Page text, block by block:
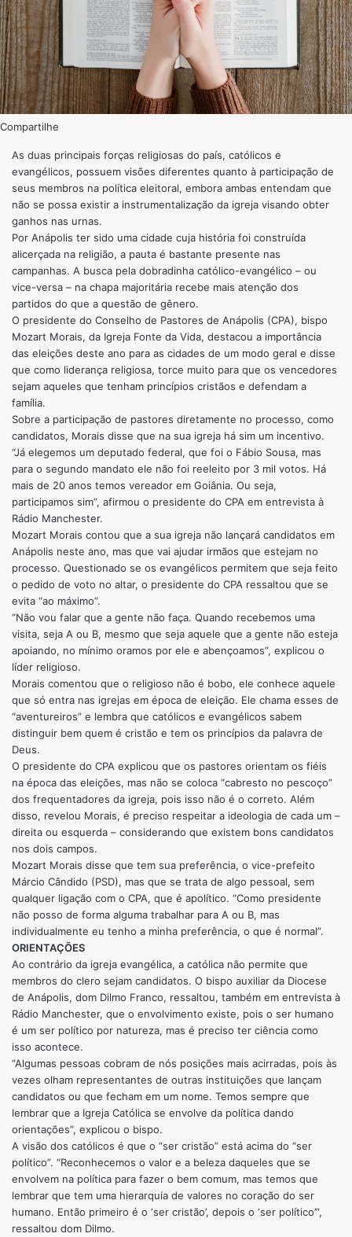
Compartilhe
As duas principais forças religiosas do país, católicos e
evangélicos, possuem visões diferentes quanto à participação de
seus membros na política eleitoral, embora ambas entendam que
não se possa existir a instrumentalização da igreja visando obter
ganhos nas urnas.
Por Anápolis ter sido uma cidade cuja história foi construída
alicerçada na religião, a pauta é bastante presente nas
campanhas. A busca pela dobradinha católico-evangélico – ou
vice-versa – na chapa majoritária recebe mais atenção dos
partidos do que a questão de gênero.
O presidente do Conselho de Pastores de Anápolis (CPA), bispo
Mozart Morais, da Igreja Fonte da Vida, destacou a importância
das eleições deste ano para as cidades de um modo geral e disse
que como liderança religiosa, torce muito para que os vencedores
sejam aqueles que tenham princípios cristãos e defendam a
família.
Sobre a participação de pastores diretamente no processo, como
candidatos, Morais disse que na sua igreja há sim um incentivo.
“Já elegemos um deputado federal, que foi o Fábio Sousa, mas
para o segundo mandato ele não foi reeleito por 3 mil votos. Há
mais de 20 anos temos vereador em Goiânia. Ou seja,
participamos sim”, afirmou o presidente do CPA em entrevista à
Rádio Manchester.
Mozart Morais contou que a sua igreja não lançará candidatos em
Anápolis neste ano, mas que vai ajudar irmãos que estejam no
processo. Questionado se os evangélicos permitem que seja feito
o pedido de voto no altar, o presidente do CPA ressaltou que se
evita “ao máximo”.
“Não vou falar que a gente não faça. Quando recebemos uma
visita, seja A ou B, mesmo que seja aquele que a gente não esteja
apoiando, no mínimo oramos por ele e abençoamos”, explicou o
líder religioso.
Morais comentou que o religioso não é bobo, ele conhece aquele
que só entra nas igrejas em época de eleição. Ele chama esses de
“aventureiros” e lembra que católicos e evangélicos sabem
distinguir bem quem é cristão e tem os princípios da palavra de
Deus.
O presidente do CPA explicou que os pastores orientam os fiéis
na época das eleições, mas não se coloca “cabresto no pescoço”
dos frequentadores da igreja, pois isso não é o correto. Além
disso, revelou Morais, é preciso respeitar a ideologia de cada um –
direita ou esquerda – considerando que existem bons candidatos
nos dois campos.
Mozart Morais disse que tem sua preferência, o vice-prefeito
Márcio Cândido (PSD), mas que se trata de algo pessoal, sem
qualquer ligação com o CPA, que é apolítico. “Como presidente
não posso de forma alguma trabalhar para A ou B, mas
individualmente eu tenho a minha preferência, o que é normal”.
ORIENTAÇÕES
Ao contrário da igreja evangélica, a católica não permite que
membros do clero sejam candidatos. O bispo auxiliar da Diocese
de Anápolis, dom Dilmo Franco, ressaltou, também em entrevista à
Rádio Manchester, que o envolvimento existe, pois o ser humano
é um ser político por natureza, mas é preciso ter ciência como
isso acontece.
“Algumas pessoas cobram de nós posições mais acirradas, pois às
vezes olham representantes de outras instituições que lançam
candidatos ou que fecham em um nome. Temos sempre que
lembrar que a Igreja Católica se envolve da política dando
orientações”, explicou o bispo.
A visão dos católicos é que o “ser cristão” está acima do “ser
político”. “Reconhecemos o valor e a beleza daqueles que se
envolvem na política para fazer o bem comum, mas temos que
lembrar que tem uma hierarquia de valores no coração do ser
humano. Então primeiro é o ‘ser cristão’, depois o ‘ser político’”,
ressaltou dom Dilmo.